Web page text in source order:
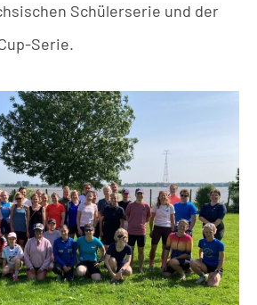
Schülerserie und der
Serie.